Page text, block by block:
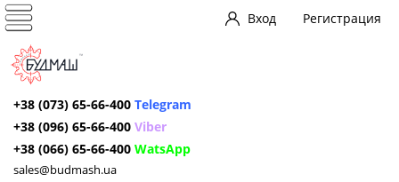
Вход Регистрация
+38 (073) 65-66-400 Telegram
+38 (096) 65-66-400 Viber
+38 (066) 65-66-400 WatsApp
sales@budmash.ua